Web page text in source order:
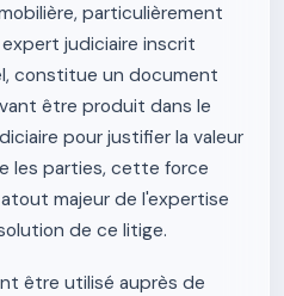
particulièrement
judiciaire inscrit
constitue un document
être produit dans le
pour justifier la valeur
les parties, cette force
majeur de l'expertise
de ce litige.
être utilisé auprès de